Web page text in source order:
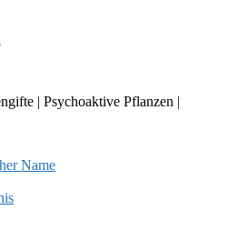
| Psychoaktive Pflanzen |
Name